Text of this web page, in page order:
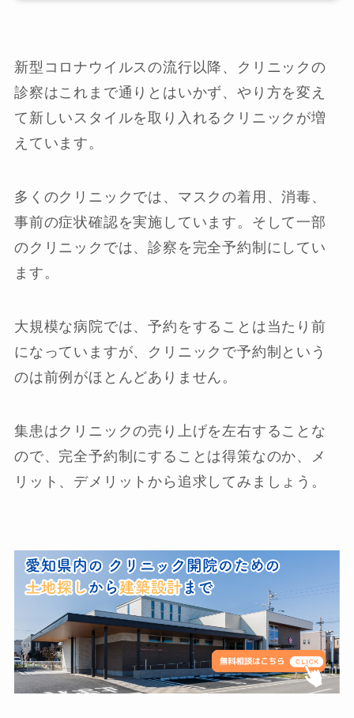
新型コロナウイルスの流行以降、クリニックの
診察はこれまで通りとはいかず、やり方を変え
て新しいスタイルを取り入れるクリニックが増
えています。
多くのクリニックでは、マスクの着用、消毒、
事前の症状確認を実施しています。そして一部
のクリニックでは、診察を完全予約制にしてい
ます。
大規模な病院では、予約をすることは当たり前
になっていますが、クリニックで予約制という
のは前例がほとんどありません。
集患はクリニックの売り上げを左右することな
ので、完全予約制にすることは得策なのか、メ
リット、デメリットから追求してみましょう。